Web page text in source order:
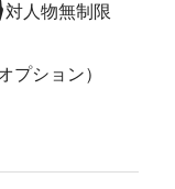
対人物無制限
プション）